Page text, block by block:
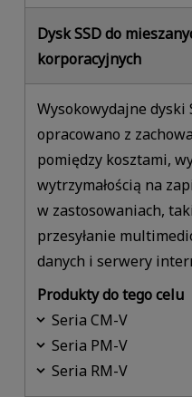
Dysk SSD do
korporacyjnych
Wysokowydajne dyski
opracowano z
pomiędzy kosztami,
wytrzymałością na
w zastosowaniach,
przesyłanie
danych i serwery
Produkty do tego celu
Seria CM-V
Seria PM-V
Seria RM-V